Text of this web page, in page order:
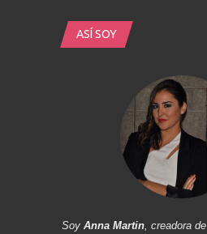
ASÍ SOY
Soy Anna Martin, creadora de